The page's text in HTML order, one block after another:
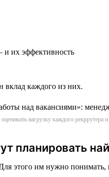
и их эффективность
вклад каждого из них.
нагрузку каждого
планировать
этого им нужно